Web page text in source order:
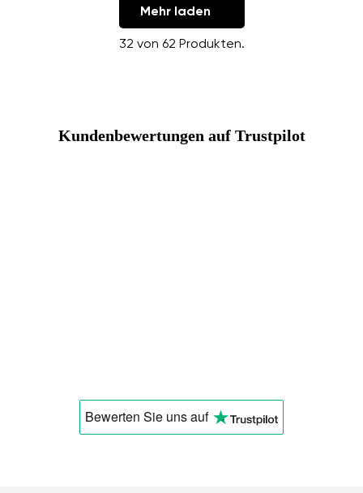
Mehr laden
32 von 62 Produkten.
Kundenbewertungen auf Trustpilot
Bewerten Sie unsauf